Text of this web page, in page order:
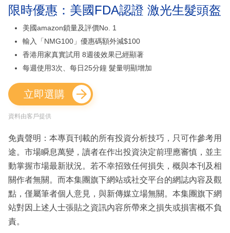
限時優惠：美國FDA認證 激光生髮頭盔
美國amazon鎖量及評價No. 1
輸入「NMG100」優惠碼額外減$100
香港用家真實試用 8週後效果已經顯著
每週使用3次、每日25分鐘 髮量明顯增加
立即選購
資料由客戶提供
免責聲明：本專頁刊載的所有投資分析技巧，只可作參考用
途。市場瞬息萬變，讀者在作出投資決定前理應審慎，並主
動掌握市場最新狀況。若不幸招致任何損失，概與本刊及相
關作者無關。而本集團旗下網站或社交平台的網誌內容及觀
點，僅屬筆者個人意見，與新傳媒立場無關。本集團旗下網
站對因上述人士張貼之資訊內容所帶來之損失或損害概不負
責。